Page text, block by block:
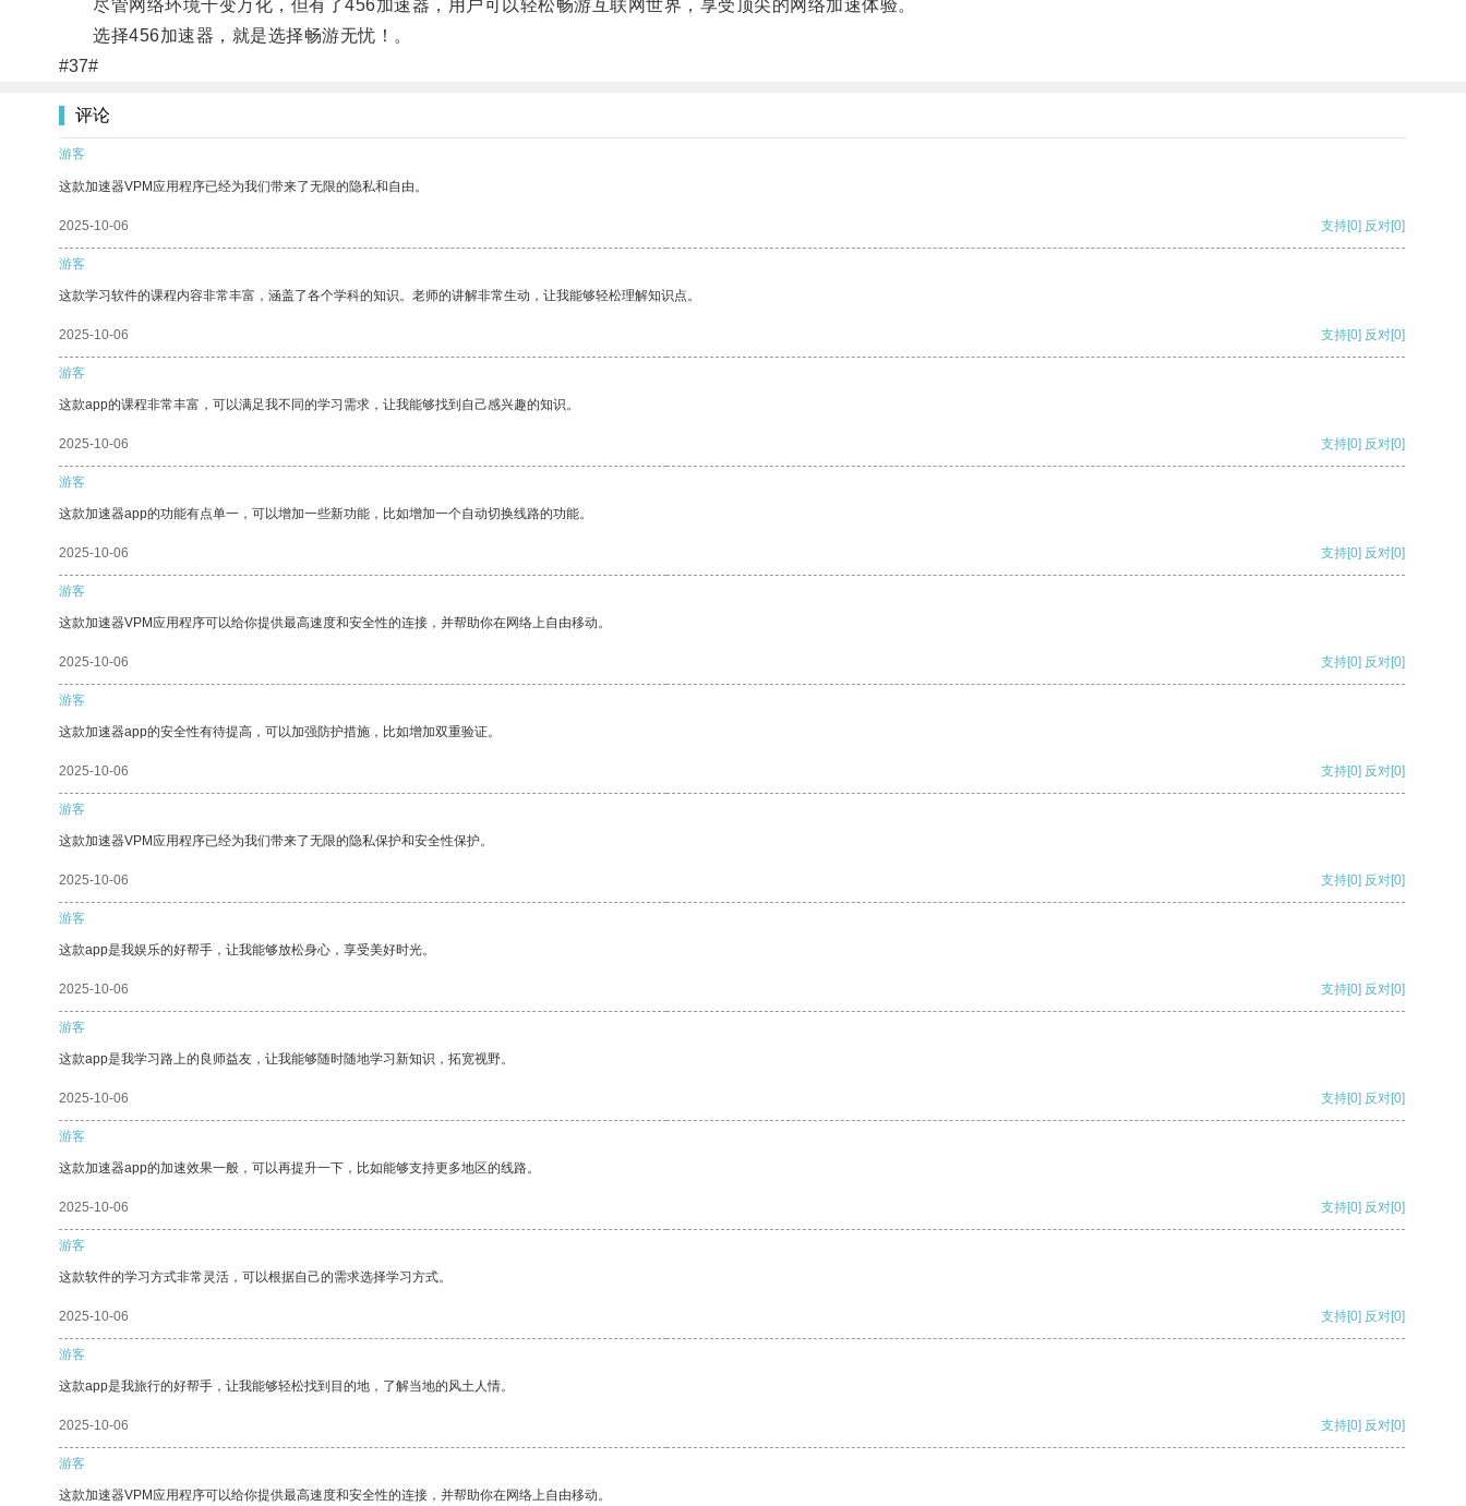
尽管网络环境千变万化，但有了456加速器，用户可以轻松畅游互联网世界，享受顶尖的网络加速体验。
选择456加速器，就是选择畅游无忧！。
#37#
评论
游客
这款加速器VPM应用程序已经为我们带来了无限的隐私和自由。
2025-10-06 支持[0] 反对[0]
游客
这款学习软件的课程内容非常丰富，涵盖了各个学科的知识。老师的讲解非常生动，让我能够轻松理解知识点。
2025-10-06 支持[0] 反对[0]
游客
这款app的课程非常丰富，可以满足我不同的学习需求，让我能够找到自己感兴趣的知识。
2025-10-06 支持[0] 反对[0]
游客
这款加速器app的功能有点单一，可以增加一些新功能，比如增加一个自动切换线路的功能。
2025-10-06 支持[0] 反对[0]
游客
这款加速器VPM应用程序可以给你提供最高速度和安全性的连接，并帮助你在网络上自由移动。
2025-10-06 支持[0] 反对[0]
游客
这款加速器app的安全性有待提高，可以加强防护措施，比如增加双重验证。
2025-10-06 支持[0] 反对[0]
游客
这款加速器VPM应用程序已经为我们带来了无限的隐私保护和安全性保护。
2025-10-06 支持[0] 反对[0]
游客
这款app是我娱乐的好帮手，让我能够放松身心，享受美好时光。
2025-10-06 支持[0] 反对[0]
游客
这款app是我学习路上的良师益友，让我能够随时随地学习新知识，拓宽视野。
2025-10-06 支持[0] 反对[0]
游客
这款加速器app的加速效果一般，可以再提升一下，比如能够支持更多地区的线路。
2025-10-06 支持[0] 反对[0]
游客
这款软件的学习方式非常灵活，可以根据自己的需求选择学习方式。
2025-10-06 支持[0] 反对[0]
游客
这款app是我旅行的好帮手，让我能够轻松找到目的地，了解当地的风土人情。
2025-10-06 支持[0] 反对[0]
游客
这款加速器VPM应用程序可以给你提供最高速度和安全性的连接，并帮助你在网络上自由移动。